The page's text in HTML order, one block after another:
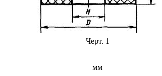
Черт. 1
мм